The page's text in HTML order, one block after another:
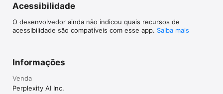
Acessibilidade
O desenvolvedor ainda não indicou quais recursos de
acessibilidade são compatíveis com esse app. Saiba mais
Informações
Venda
Perplexity AI Inc.